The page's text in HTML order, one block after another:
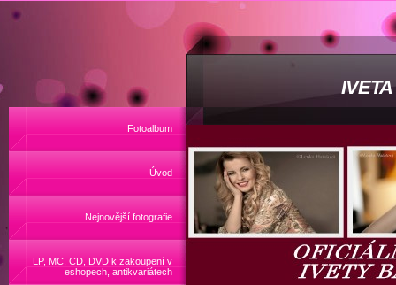
Fotoalbum
Úvod
Nejnovější fotografie
LP, MC, CD, DVD k zakoupení v
eshopech, antikvariátech